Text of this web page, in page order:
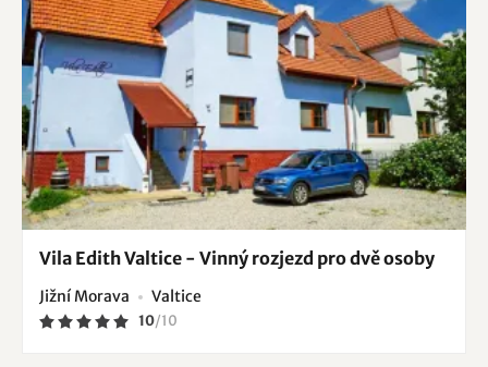
Vila Edith Valtice - Vinný rozjezd pro dvě osoby
Jižní Morava Valtice
10/10